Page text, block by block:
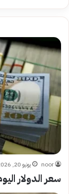
noor يونيو 20, 2026
سعر الدولار